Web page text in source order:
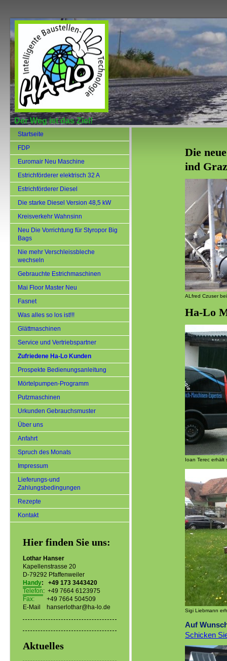
Der Weg ist das Ziel!
Startseite
FDP
Euromair Neu Maschine
Estrichförderer elektrisch 32 A
Estrichförderer Diesel
Die starke Diesel Version 48,5 kW
Kreisverkehr Wahnsinn
Neu Die Vorrichtung für Styropor Big
Bags
Nie mehr Verschleissbleche
wechseln
Gebrauchte Estrichmaschinen
Mai Floor Master Neu
Fasnet
Was alles so los ist!!!
Glättmaschinen
Service und Vertriebspartner
Zufriedene Ha-Lo Kunden
Prospekte Bedienungsanleitung
Mörtelpumpen-Programm
Putzmaschinen
Urkunden Gebrauchsmuster
Über uns
Anfahrt
Spruch des Monats
Impressum
Lieferungs-und
Zahlungsbedingungen
Rezepte
Kontakt
Hier finden Sie uns:
Lothar Hanser
Kapellenstrasse 20
D-79292 Pfaffenweiler
Handy: +49 173 3443420
Telefon: +49 7664 6123975
Fax:
+49 7664 504509
E-Mail hanserlothar@ha-lo.de
Aktuelles
Die
ind Graz
ALfred Czuser
Ha-Lo
Ioan Terec erhält
Sigi Liebmann
Auf
Schicken